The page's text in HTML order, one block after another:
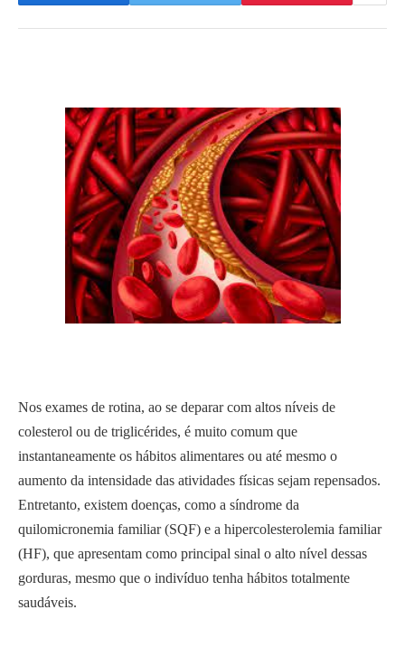
Nos exames de rotina, ao se deparar com altos níveis de
colesterol ou de triglicérides, é muito comum que
instantaneamente os hábitos alimentares ou até mesmo o
aumento da intensidade das atividades físicas sejam repensados.
Entretanto, existem doenças, como a síndrome da
quilomicronemia familiar (SQF) e a hipercolesterolemia familiar
(HF), que apresentam como principal sinal o alto nível dessas
gorduras, mesmo que o indivíduo tenha hábitos totalmente
saudáveis.